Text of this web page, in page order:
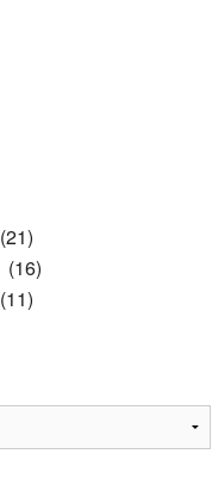
(21)
(16)
(11)